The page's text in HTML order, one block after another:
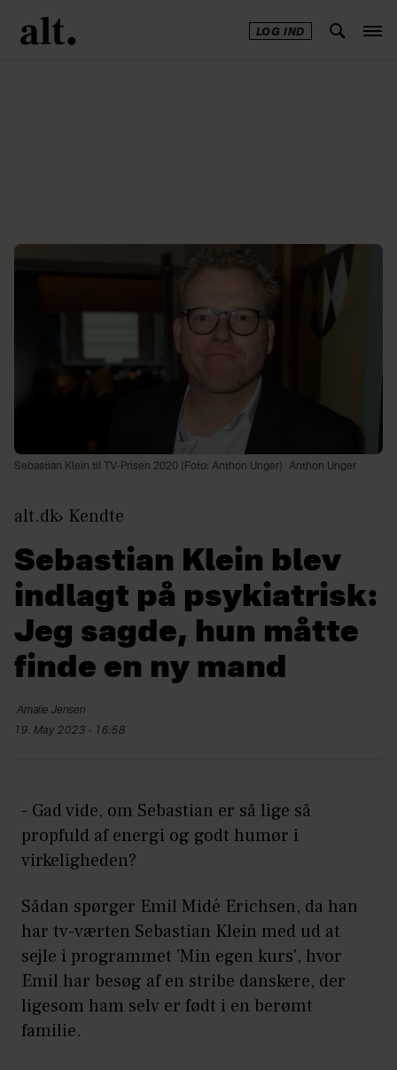
LOG IND
Sebastian Klein til TV-Prisen 2020 (Foto: Anthon Unger) Anthon Unger
alt.dk Kendte
Sebastian Klein blev
indlagt på psykiatrisk:
Jeg sagde, hun måtte
finde en ny mand
Amalie Jensen
19. May 2023 - 16:58
- Gad vide, om Sebastian er så lige så
propfuld af energi og godt humør i
virkeligheden?
Sådan spørger Emil Midé Erichsen, da han
har tv-værten Sebastian Klein med ud at
sejle i programmet 'Min egen kurs', hvor
Emil har besøg af en stribe danskere, der
ligesom ham selv er født i en berømt
familie.